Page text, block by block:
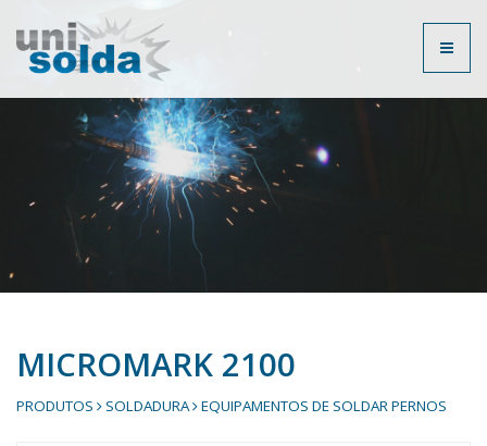
Toggle
MICROMARK 2100
PRODUTOS SOLDADURA EQUIPAMENTOS DE SOLDAR PERNOS